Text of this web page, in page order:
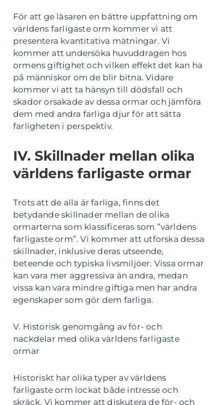
För att ge läsaren en bättre uppfattning om
världens farligaste orm kommer vi att
presentera kvantitativa mätningar. Vi
kommer att undersöka huvuddragen hos
ormens giftighet och vilken effekt det kan ha
på människor om de blir bitna. Vidare
kommer vi att ta hänsyn till dödsfall och
skador orsakade av dessa ormar och jämföra
dem med andra farliga djur för att sätta
farligheten i perspektiv.
IV. Skillnader mellan olika
världens farligaste ormar
Trots att de alla är farliga, finns det
betydande skillnader mellan de olika
ormarterna som klassificeras som ”världens
farligaste orm”. Vi kommer att utforska dessa
skillnader, inklusive deras utseende,
beteende och typiska livsmiljöer. Vissa ormar
kan vara mer aggressiva än andra, medan
vissa kan vara mindre giftiga men har andra
egenskaper som gör dem farliga.
V. Historisk genomgång av för- och
nackdelar med olika världens farligaste
ormar
Historiskt har olika typer av världens
farligaste orm lockat både intresse och
skräck. Vi kommer att diskutera de för- och